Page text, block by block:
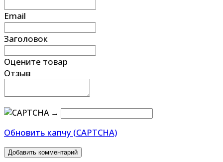
Email
Заголовок
Оцените товар
Отзыв
→
Обновить капчу (CAPTCHA)
Добавить комментарий